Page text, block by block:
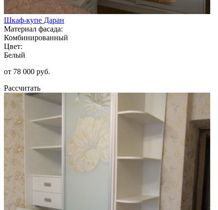
Шкаф-купе Даран
Материал фасада:
Комбинированный
Цвет:
Белый
от 78 000 руб.
Рассчитать